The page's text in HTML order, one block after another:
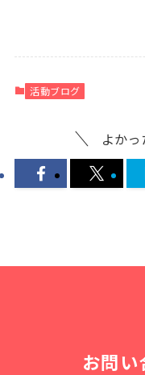
活動ブログ
よかっ
お問い